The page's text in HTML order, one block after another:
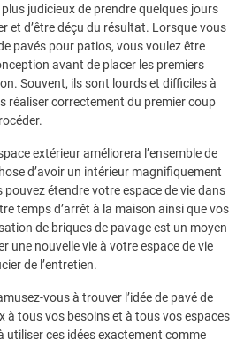
judicieux de prendre quelques jours
et d’être déçu du résultat. Lorsque vous
pavés pour patios, vous voulez être
avant de placer les premiers
Souvent, ils sont lourds et difficiles à
réaliser correctement du premier coup
extérieur améliorera l’ensemble de
d’avoir un intérieur magnifiquement
étendre votre espace de vie dans
temps d’arrêt à la maison ainsi que vos
de briques de pavage est un moyen
une nouvelle vie à votre espace de vie
de l’entretien.
vous à trouver l’idée de pavé de
à tous vos besoins et à tous vos espaces
utiliser ces idées exactement comme